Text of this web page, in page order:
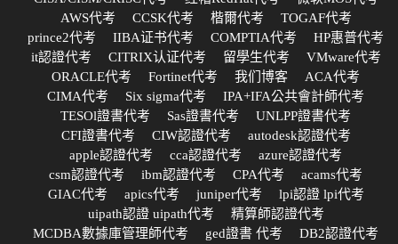
AWS代考
CCSK代考 楷爾代考
TOGAF代考
prince2代考
IIBA证书代考 COMPTIA代考
HP惠普代考
it認證代考
CITRIX认证代考 留學生代考
VMware代考
ORACLE代考
Fortinet代考 我们博客
ACA代考
CIMA代考
Six sigma代考
IPA+IFA公共會計師代考
TESOl證書代考
Sas證書代考
UNLPP證書代考
CFI證書代考
CIW認證代考
autodesk認證代考
apple認證代考
cca認證代考
azure認證代考
csm認證代考
ibm認證代考 CPA代考
acams代考
GIAC代考
apics代考 juniper代考
lpi認證 lpi代考
uipath認證 uipath代考
精算師認證代考
MCDBA數據庫管理師代考
ged證書 代考
DB2認證代考